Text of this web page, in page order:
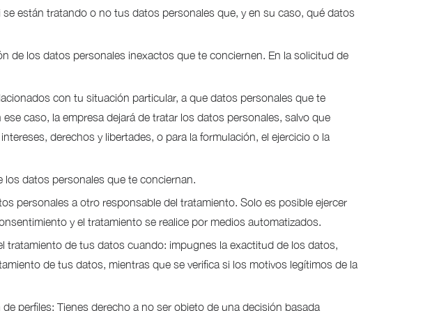
están tratando o no tus datos personales que, y en su caso, qué datos
de los datos personales inexactos que te conciernen. En la solicitud de
con tu situación particular, a que datos personales que te
caso, la empresa dejará de tratar los datos personales, salvo que
derechos y libertades, o para la formulación, el ejercicio o la
los datos personales que te conciernan.
personales a otro responsable del tratamiento. Solo es posible ejercer
y el tratamiento se realice por medios automatizados.
tratamiento de tus datos cuando: impugnes la exactitud de los datos,
de tus datos, mientras que se verifica si los motivos legítimos de la
perfiles: Tienes derecho a no ser objeto de una decisión basada